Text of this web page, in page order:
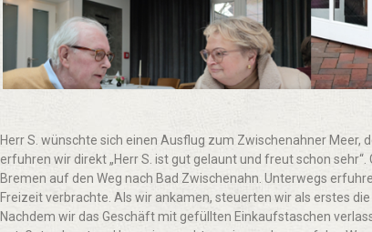
Herr S. wünschte sich einen Ausflug zum Zwischenahner
erfuhren wir direkt „Herr S. ist gut gelaunt und freut schon
Bremen auf den Weg nach Bad Zwischenahn. Unterwegs
Freizeit verbrachte. Als wir ankamen, steuerten wir als erstes
Nachdem wir das Geschäft mit gefüllten Einkaufstaschen